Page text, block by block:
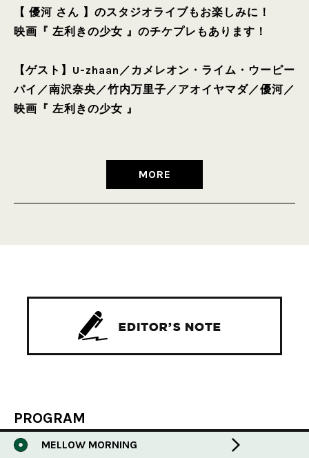
【 優河 さん 】のスタジオライブもお楽しみに！
映画『 左利きの少女 』のチケプレもあります！
【ゲスト】 U-zhaan ／カメレオン・ライム・ウーピー
パイ ／南沢奈央／竹内万里子／アオイヤマダ／優河／
映画『 左利きの少女 』
MORE
PROGRAM
MELLOW MORNING